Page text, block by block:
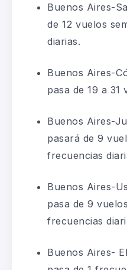
Buenos Aires-
de 12 vuelos
diarias.
Buenos Aires-
pasa de 19 a 31
Buenos Aires-
pasará de 9
frecuencias
Buenos Aires-
pasa de 9
frecuencias
Buenos Aires-